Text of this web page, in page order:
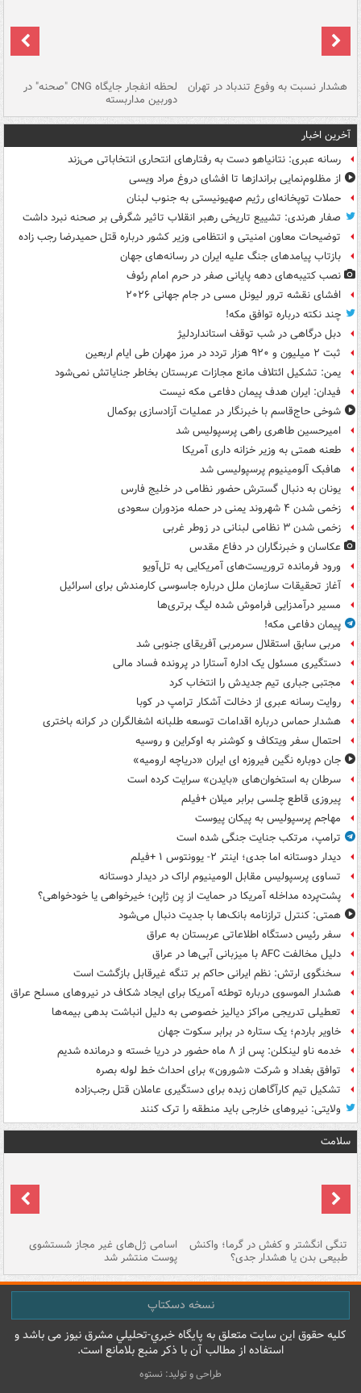
هشدار نسبت به وفوع تندباد در تهران لحظه انفجار جایگاه CNG "صحنه" در
دوربین مداربسته
آخرین اخبار
رسانه عبری: نتانیاهو دست به رفتارهای انتحاری انتخاباتی می‌زند
از مظلوم‌نمایی براندازها تا افشای دروغ مراد ویسی
حملات توپخانه‌ای رژیم صهیونیستی به جنوب لبنان
صفار هرندی: تشییع تاریخی رهبر انقلاب تاثیر شگرفی بر صحنه نبرد داشت
توضیحات معاون امنیتی و انتظامی وزیر کشور درباره قتل حمیدرضا رجب زاده
بازتاب پیامدهای جنگ علیه ایران در رسانه‌های جهان
نصب کتیبه‌های دهه پایانی صفر در حرم امام رئوف
افشای نقشه ترور لیونل مسی در جام جهانی ۲۰۲۶
چند نکته درباره توافق مکه!
دبل درگاهی در شب توقف استانداردلیژ
ثبت ۲ میلیون و ۹۲۰ هزار تردد در مرز مهران طی ایام اربعین
یمن: تشکیل ائتلاف مانع مجازات عربستان بخاطر جنایاتش نمی‌شود
فیدان: ایران هدف پیمان دفاعی مکه نیست
شوخی حاج‌قاسم با خبرنگار در عملیات آزادسازی بوکمال
امیرحسین طاهری راهی پرسپولیس شد
طعنه همتی به وزیر خزانه داری آمریکا
هافبک آلومینیوم پرسپولیسی شد
یونان به دنبال گسترش حضور نظامی در خلیج فارس
زخمی شدن ۴ شهروند یمنی در حمله مزدوران سعودی
زخمی شدن ۳ نظامی لبنانی در زوطر غربی
عکاسان و خبرنگاران در دفاع مقدس
ورود فرمانده تروریست‌های آمریکایی به تل‌آویو
آغاز تحقیقات سازمان ملل درباره جاسوسی کارمندش برای اسرائیل
مسیر درآمدزایی فراموش شده لیگ برتری‌ها
پیمان دفاعی مکه!
مربی سابق استقلال سرمربی آفریقای جنوبی شد
دستگیری مسئول یک اداره آستارا در پرونده فساد مالی
مجتبی جباری تیم جدیدش را انتخاب کرد
روایت رسانه عبری از دخالت آشکار ترامپ در کوبا
هشدار حماس درباره اقدامات توسعه طلبانه اشغالگران در کرانه باختری
احتمال سفر ویتکاف و کوشنر به اوکراین و روسیه
جان دوباره نگین فیروزه ای ایران «دریاچه ارومیه»
سرطان به استخوان‌های «بایدن» سرایت کرده است
پیروزی قاطع چلسی برابر میلان +فیلم
مهاجم پرسپولیس به پیکان پیوست
ترامپ، مرتکب جنایت جنگی شده است
دیدار دوستانه اما جدی؛ اینتر ۲- یوونتوس ۱ +فیلم
تساوی پرسپولیس مقابل الومینیوم اراک در دیدار دوستانه
پشت‌پرده مداخله آمریکا در حمایت از یِن ژاپن؛ خیرخواهی یا خودخواهی؟
همتی: کنترل ترازنامه بانک‌ها با جدیت دنبال می‌شود
سفر رئیس دستگاه اطلاعاتی عربستان به عراق
دلیل مخالفت AFC با میزبانی آبی‌ها در عراق
سخنگوی ارتش: نظم ایرانی حاکم بر تنگه غیرقابل بازگشت است
هشدار الموسوی درباره توطئه آمریکا برای ایجاد شکاف در نیروهای مسلح عراق
تعطیلی تدریجی مراکز دیالیز خصوصی به دلیل انباشت بدهی بیمه‌ها
خاویر باردم؛ یک ستاره در برابر سکوت جهان
خدمه ناو لینکلن: پس از ۸ ماه حضور در دریا خسته و درمانده‌ شدیم
توافق بغداد و شرکت «شورون» برای احداث خط لوله بصره
تشکیل تیم کارآگاهان زبده برای دستگیری عاملان قتل رجب‌زاده
ولایتی: نیروهای خارجی باید منطقه را ترک کنند
سلامت
تنگی انگشتر و کفش در گرما؛ واکنش
طبیعی بدن یا هشدار جدی؟
اسامی ژل‌های غیر مجاز شستشوی
پوست منتشر شد
نسخه دسکتاپ
کليه حقوق اين سايت متعلق به پایگاه خبري-تحليلي مشرق نيوز می باشد و
استفاده از مطالب آن با ذکر منبع بلامانع است.
طراحی و تولید: نستوه